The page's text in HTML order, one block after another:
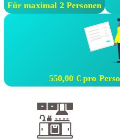
Für maximal 2 Personen
550,00 € pro